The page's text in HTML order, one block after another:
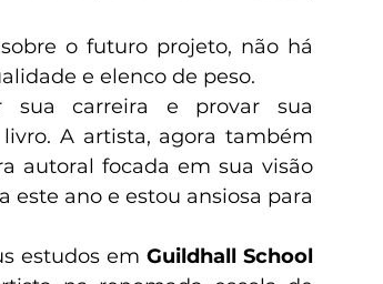
o futuro projeto, não há
e elenco de peso.
sua carreira e provar sua
A artista, agora também
autoral focada em sua visão
este ano e estou ansiosa para
estudos em Guildhall School